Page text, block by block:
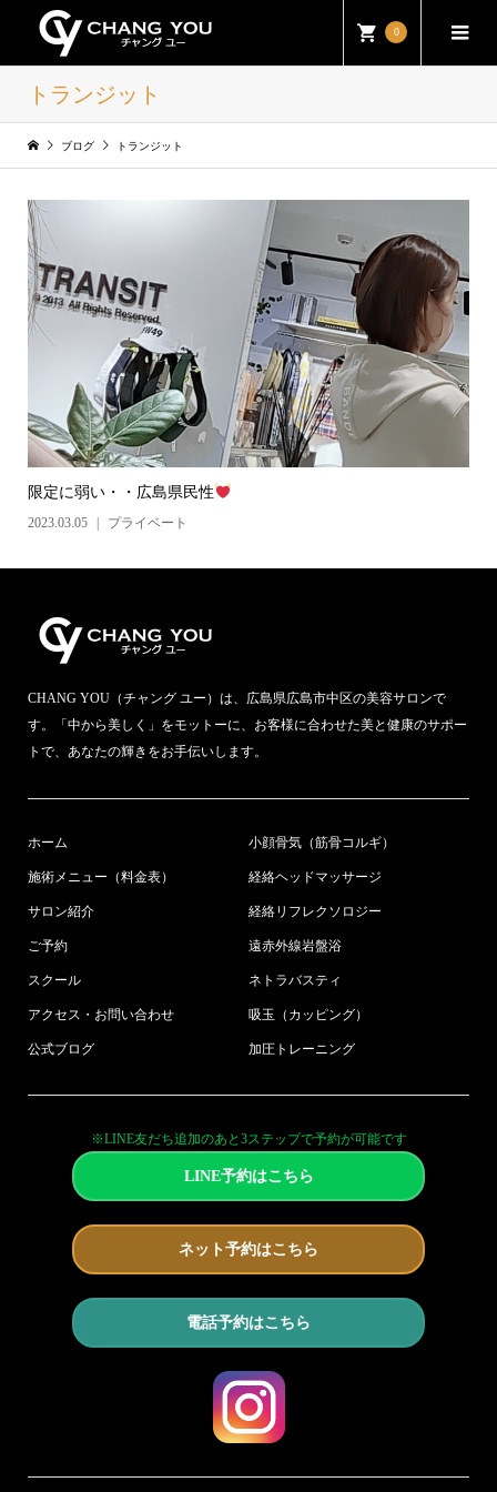
0
トランジット
ブログ トランジット
限定に弱い・・広島県民性
2023.03.05 プライベート
CHANG YOU（チャング ユー）は、広島県広島市中区の美容サロンで
す。「中から美しく」をモットーに、お客様に合わせた美と健康のサポー
トで、あなたの輝きをお手伝いします。
ホーム
施術メニュー（料金表）
サロン紹介
ご予約
スクール
アクセス・お問い合わせ
公式ブログ
小顔骨気（筋骨コルギ）
経絡ヘッドマッサージ
経絡リフレクソロジー
遠赤外線岩盤浴
ネトラバスティ
吸玉（カッピング）
加圧トレーニング
※LINE友だち追加のあと3ステップで予約が可能です
LINE予約はこちら
ネット予約はこちら
電話予約はこちら